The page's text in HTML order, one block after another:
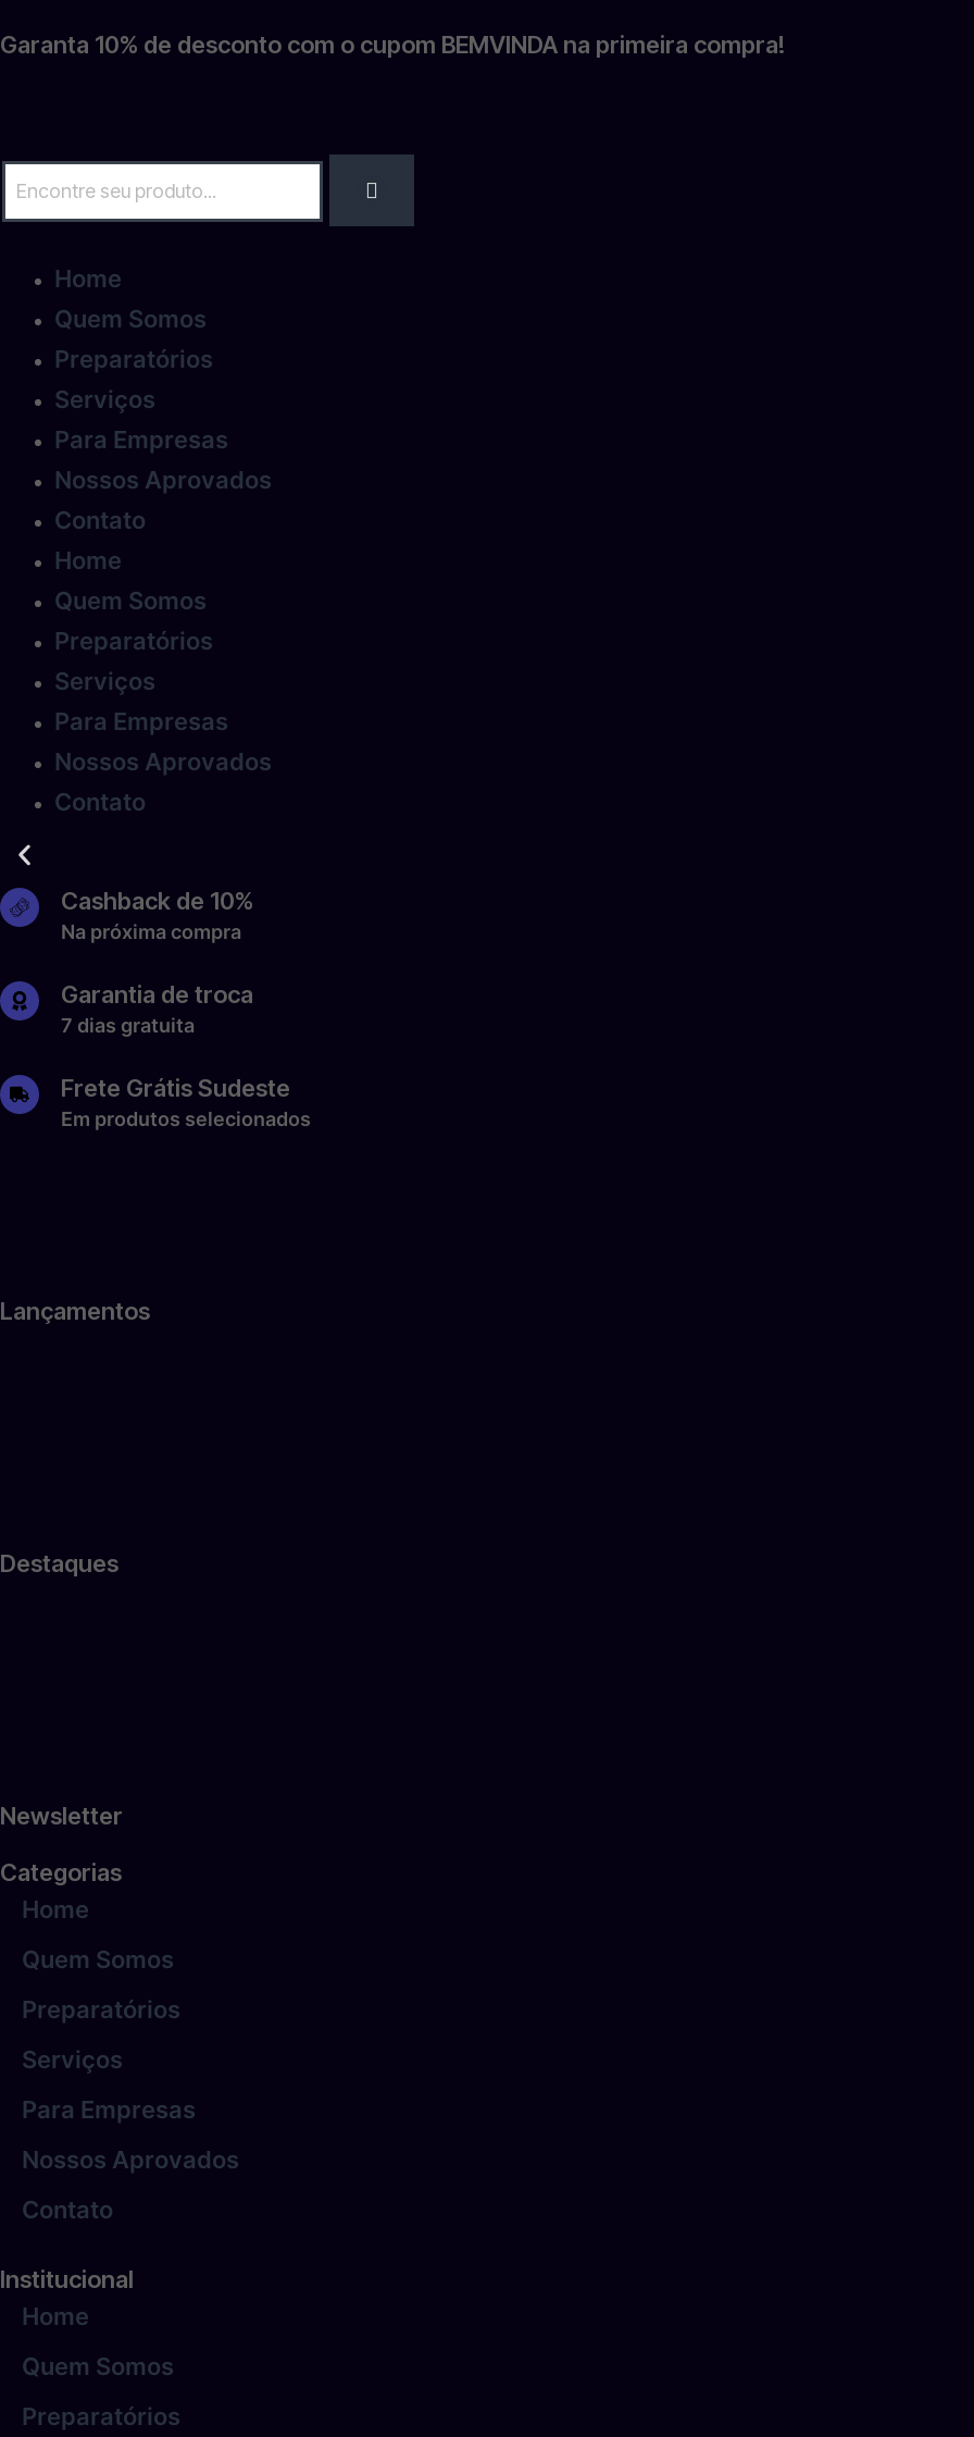
Garanta 10% de desconto com o cupom BEMVINDA na primeira compra!
Home
Quem Somos
Preparatórios
Serviços
Para Empresas
Nossos Aprovados
Contato
Home
Quem Somos
Preparatórios
Serviços
Para Empresas
Nossos Aprovados
Contato
Cashback de 10%
Na próxima compra
Garantia de troca
7 dias gratuita
Frete Grátis Sudeste
Em produtos selecionados
Lançamentos
Destaques
Newsletter
Categorias
Home
Quem Somos
Preparatórios
Serviços
Para Empresas
Nossos Aprovados
Contato
Institucional
Home
Quem Somos
Preparatórios